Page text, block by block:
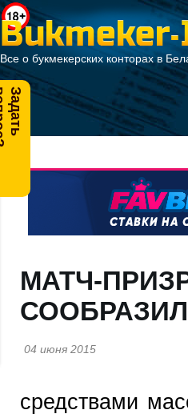
З
а
д
а
т
ь
в
о
п
р
о
с
Все о букмекерских конторах в
МАТЧ-
04 июня 2015
средствами